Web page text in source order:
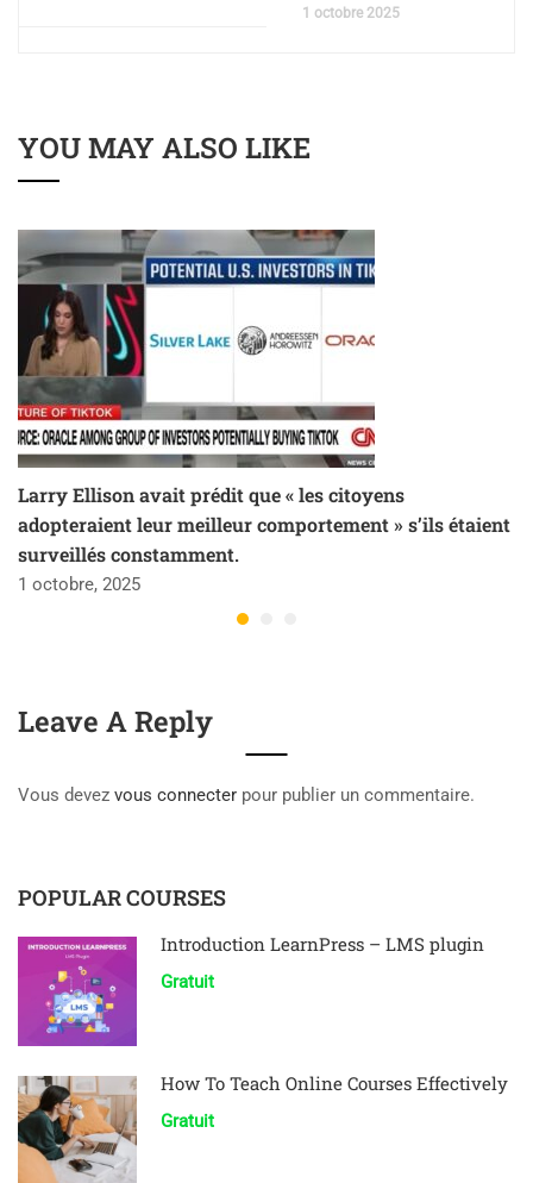
1 octobre 2025
YOU MAY ALSO LIKE
Larry Ellison avait prédit que « les citoyens
adopteraient leur meilleur comportement » s’ils étaient
surveillés constamment.
1 octobre, 2025
Leave A Reply
Vous devez vous connecter pour publier un commentaire.
POPULAR COURSES
Introduction LearnPress – LMS plugin
Gratuit
How To Teach Online Courses Effectively
Gratuit